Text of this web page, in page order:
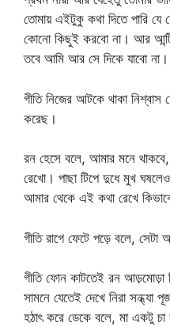
তোমায় এইটুকু কথা দিতে পারি যে
কোনো কিছুই করবো না। আর আন্টি
তবে আমি আর সে দিকে যাবো
গীতি নিজের আটকে থাকা
করেছ।
রন হেসে বলে, আমার মনে
রেখো। পাছা টিপে দুধে মুখ
আমার থেকে এই কথা রেখে
গীতি রাগে ফেটে পড়ে বলে,
গীতি ফোন কাটতেই রন আড়মোড়া
সামনে যেতেই দেখে নিরা সন্ধ্যা
হঠাৎ করে ডেকে বলে, মা একটু